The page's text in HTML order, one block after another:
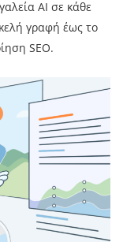
AI σε κάθε
γραφή έως το
SEO.